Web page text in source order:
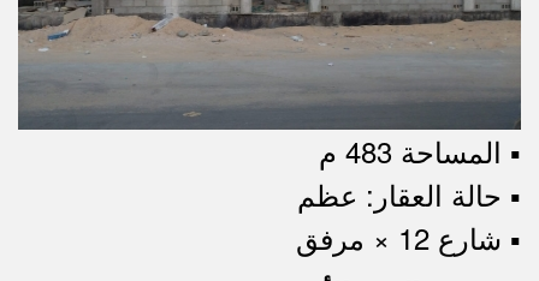
▪︎ المساحة 483 م
▪︎ حالة العقار: عظم
▪︎ شارع 12 × مرفق